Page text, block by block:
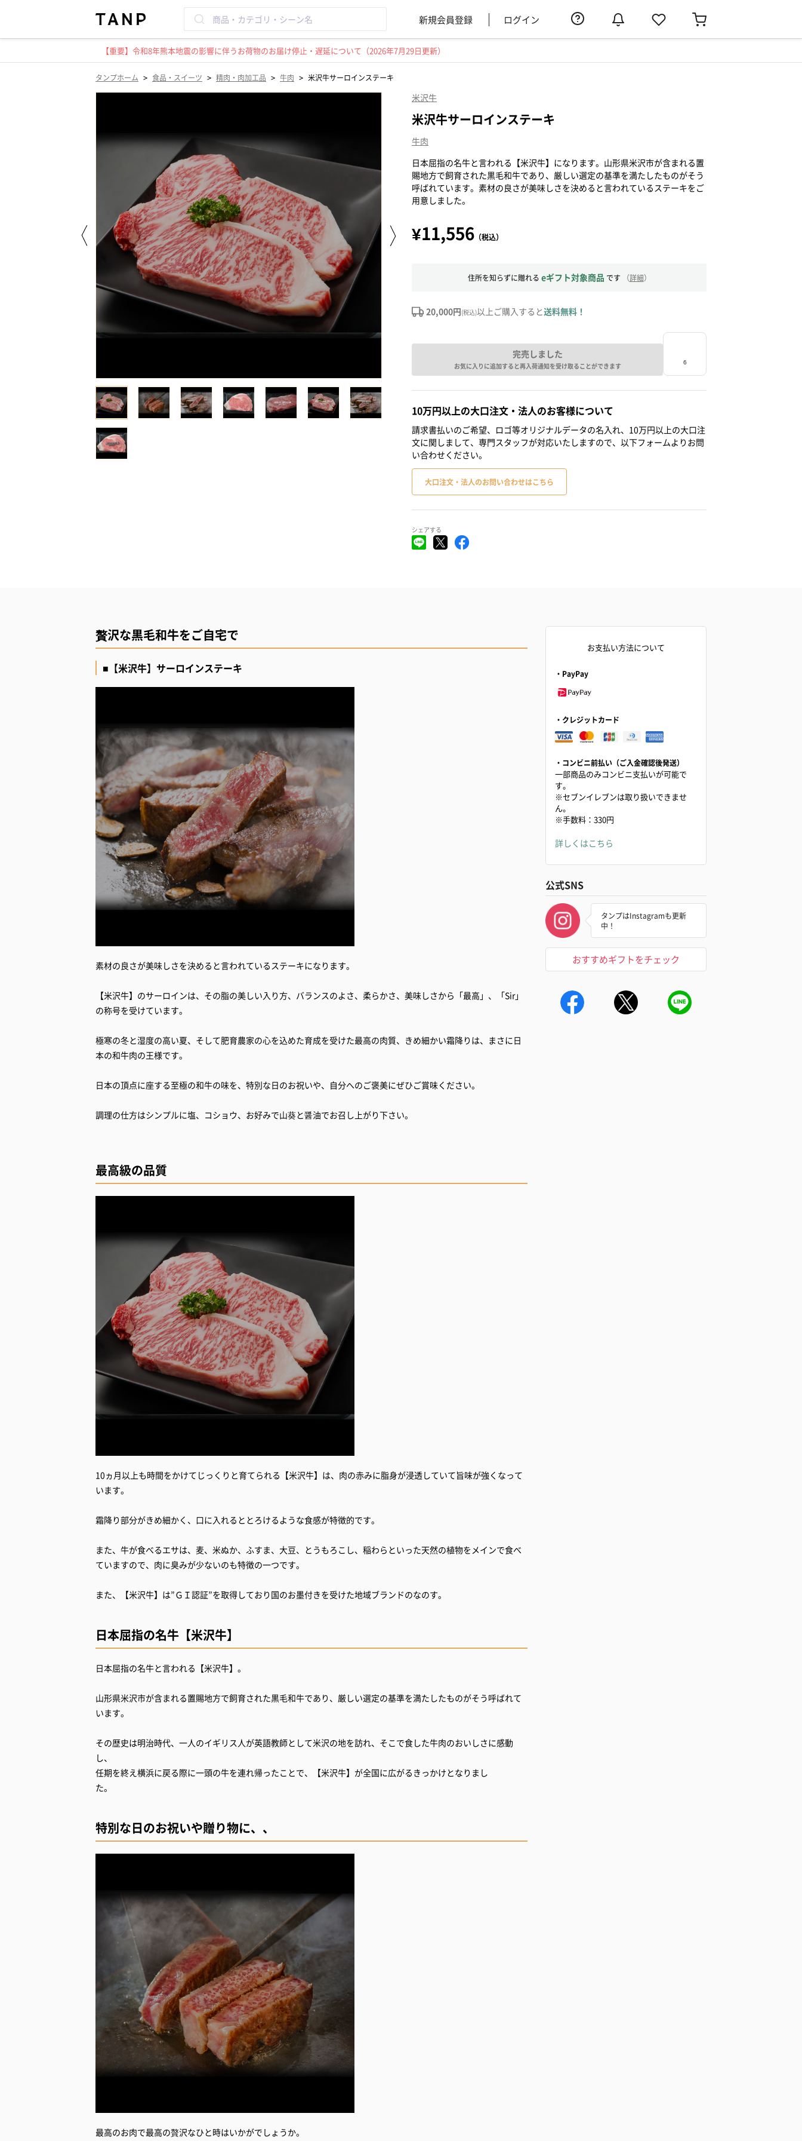
新規会員登録 ログイン
【重要】令和8年熊本地震の影響に伴うお荷物のお届け停止・遅延について（2026年7月29日更新）
タンプホーム > 食品・スイーツ > 精肉・肉加工品 > 牛肉 > 米沢牛サーロインステーキ
米沢牛
米沢牛サーロインステーキ
牛肉
日本屈指の名牛と言われる【米沢牛】になります。山形県米沢市が含まれる置
賜地方で飼育された黒毛和牛であり、厳しい選定の基準を満たしたものがそう
呼ばれています。素材の良さが美味しさを決めると言われているステーキをご
用意しました。
¥11,556 （税込）
住所を知らずに贈れる eギフト対象商品 です （詳細）
20,000円(税込)以上ご購入すると送料無料！
完売しました
お気に入りに追加すると再入荷通知を受け取ることができます
10万円以上の大口注文・法人のお客様について
請求書払いのご希望、ロゴ等オリジナルデータの名入れ、10万円以上の大口注
文に関しまして、専門スタッフが対応いたしますので、以下フォームよりお問
い合わせください。
大口注文・法人のお問い合わせはこちら
シェアする
贅沢な黒毛和牛をご自宅で
■【米沢牛】サーロインステーキ
素材の良さが美味しさを決めると言われているステーキになります。
【米沢牛】のサーロインは、その脂の美しい入り方、バランスのよさ、柔らかさ、美味しさから「最高」、「Sir」
の称号を受けています。
極寒の冬と湿度の高い夏、そして肥育農家の心を込めた育成を受けた最高の肉質、きめ細かい霜降りは、まさに日
本の和牛肉の王様です。
日本の頂点に座する至極の和牛の味を、特別な日のお祝いや、自分へのご褒美にぜひご賞味ください。
調理の仕方はシンプルに塩、コショウ、お好みで山葵と醤油でお召し上がり下さい。
最高級の品質
10ヵ月以上も時間をかけてじっくりと育てられる【米沢牛】は、肉の赤みに脂身が浸透していて旨味が強くなって
います。
霜降り部分がきめ細かく、口に入れるととろけるような食感が特徴的です。
また、牛が食べるエサは、麦、米ぬか、ふすま、大豆、とうもろこし、稲わらといった天然の植物をメインで食べ
ていますので、肉に臭みが少ないのも特徴の一つです。
また、【米沢牛】は”ＧＩ認証”を取得しており国のお墨付きを受けた地域ブランドのなのす。
日本屈指の名牛【米沢牛】
日本屈指の名牛と言われる【米沢牛】。
山形県米沢市が含まれる置賜地方で飼育された黒毛和牛であり、厳しい選定の基準を満たしたものがそう呼ばれて
います。
その歴史は明治時代、一人のイギリス人が英語教師として米沢の地を訪れ、そこで食した牛肉のおいしさに感動
し、
任期を終え横浜に戻る際に一頭の牛を連れ帰ったことで、【米沢牛】が全国に広がるきっかけとなりまし
た。
特別な日のお祝いや贈り物に、、
最高のお肉で最高の贅沢なひと時はいかがでしょうか。
お支払い方法について
・PayPay
・クレジットカード
・コンビニ前払い（ご入金確認後発送）
一部商品のみコンビニ支払いが可能で
す。
※セブンイレブンは取り扱いできませ
ん。
※手数料：330円
詳しくはこちら
公式SNS
タンプはInstagramも更新
中！
おすすめギフトをチェック